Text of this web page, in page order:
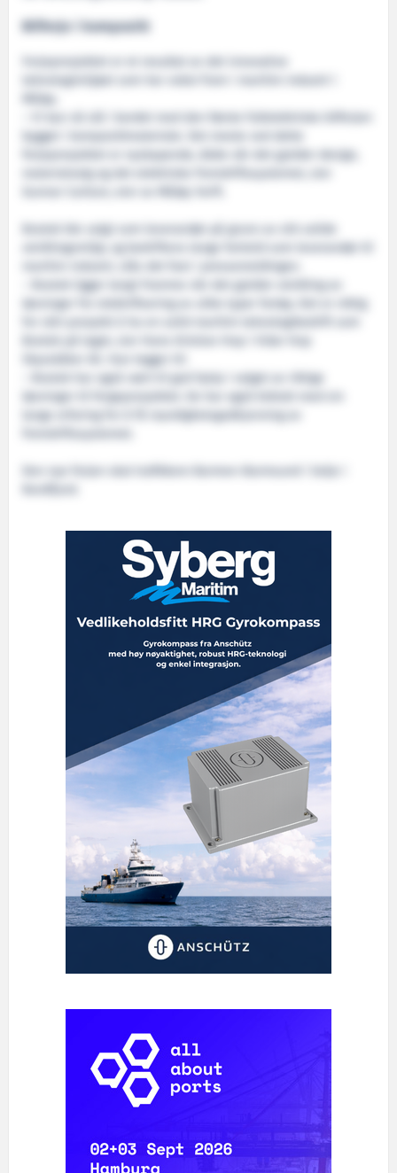
Bilferje i kompositt
Ferjeprosjektet er et resultat av det innovative
teknologimiljøet som har vokst fram i maritim industri i
Måløy.
– Vi kan nå slå i bordet med den første fullelektriske bilferjen
bygget i komposittmateriale. Det meste ved dette
ferjeprosjektet er nyskapende, både når det gjelder design,
materialvalg og det elektriske fremdriftssystemet, sier
Gunnar Carlson, eier av Måløy Verft.
Bostek ble valgt som leverandør på grunn av sitt solide
utviklingsmiljø, og bedriftens lange fartstid som leverandør til
maritim industri, slås det fast i pressemeldingen.
– Bostek ligger langt framme når det gjelder utvikling av
løsninger for elektrifisering av ulike typer fartøy. Det er viktig
Bostek på laget, sier Hans Kristian Hop i Vidar Hop
Skyssbåter AS. Han legger til:
– Bostek har også vært til god hjelp i valget av riktige
løsninger til fergeprosjektet. De har også bidratt med sin
lange erfaring for å få myndighetsgodkjenning av
Den nye ferjen skal trafikkere Barmen-Barmsund i Selje i